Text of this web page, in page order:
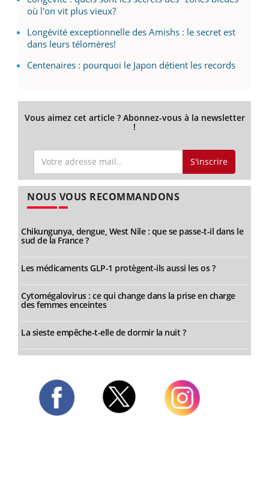
où l'on vit plus vieux?
Longévité exceptionnelle des Amishs : le secret est
dans leurs télomères!
Centenaires : pourquoi le Japon détient les records
Vous aimez cet article ? Abonnez-vous à la newsletter
!
S'inscrire
NOUS VOUS RECOMMANDONS
Chikungunya, dengue, West Nile : que se passe-t-il dans le
sud de la France ?
Les médicaments GLP-1 protègent-ils aussi les os ?
Cytomégalovirus : ce qui change dans la prise en charge
des femmes enceintes
La sieste empêche-t-elle de dormir la nuit ?